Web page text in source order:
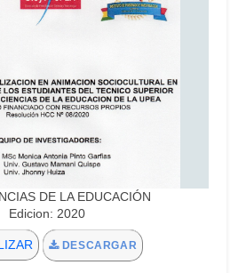
DE LA EDUCACIÓN
Edicion: 2020
DESCARGAR